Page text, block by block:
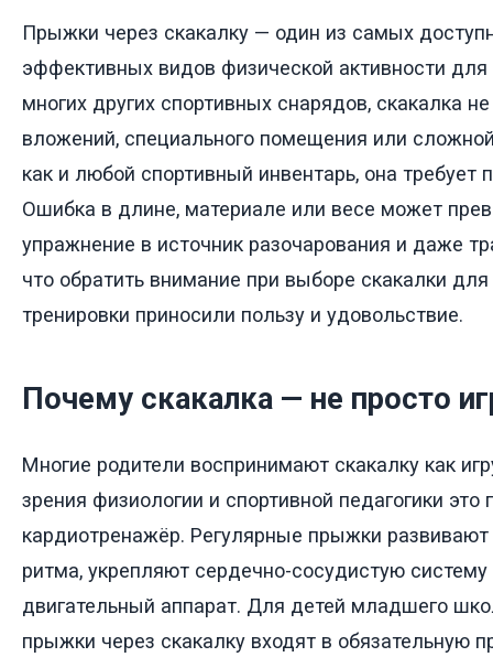
Прыжки через скакалку — один из самых
эффективных видов физической активности для
многих других спортивных снарядов, скакалка
вложений, специального помещения или
как и любой спортивный инвентарь, она требует
Ошибка в длине, материале или весе может
упражнение в источник разочарования и даже
что обратить внимание при выборе скакалки
тренировки приносили пользу и удовольствие.
Почему скакалка — не просто
Многие родители воспринимают скакалку как
зрения физиологии и спортивной педагогики
кардиотренажёр. Регулярные прыжки
ритма, укрепляют сердечно-сосудистую систему
двигательный аппарат. Для детей младшего
прыжки через скакалку входят в обязательную